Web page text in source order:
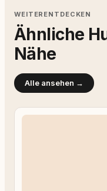
WEITERENTDECKEN
Ähnliche
Nähe
Alle ansehen →